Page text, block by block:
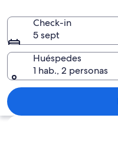
Check-in
5 sept
Huéspedes
1 hab., 2 personas
Ver mapa